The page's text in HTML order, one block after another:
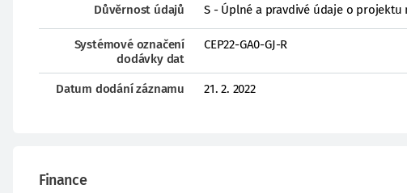
Důvěrnost údajů S - Úplné a pravdivé údaje o
Systémové označení
dodávky dat
CEP22-GA0-GJ-R
Datum dodání záznamu 21. 2. 2022
Finance